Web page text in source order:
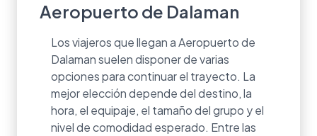
Aeropuerto de Dalaman
Los viajeros que llegan a Aeropuerto de
Dalaman suelen disponer de varias
opciones para continuar el trayecto. La
mejor elección depende del destino, la
hora, el equipaje, el tamaño del grupo y el
nivel de comodidad esperado. Entre las